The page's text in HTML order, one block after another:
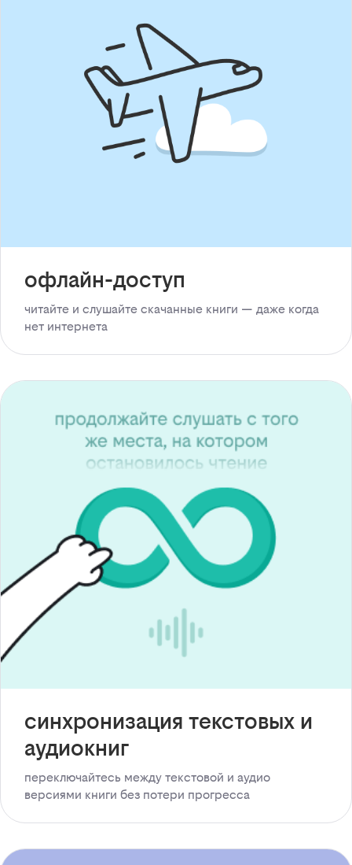
офлайн-доступ
читайте и слушайте скачанные книги — даже когда
нет интернета
синхронизация текстовых и
аудиокниг
переключайтесь между текстовой и аудио
версиями книги без потери прогресса